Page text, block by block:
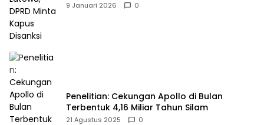
9 Januari 2026 0
Penelitian: Cekungan Apollo di Bulan
Terbentuk 4,16 Miliar Tahun Silam
21 Agustus 2025 0